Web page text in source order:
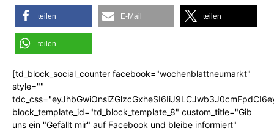
teilen E-Mail teilen
teilen
[td_block_social_counter facebook="wochenblattneumarkt"
style=""
block_template_id="td_block_template_8" custom_title="Gib
uns ein "Gefällt mir" auf Facebook und bleibe informiert"